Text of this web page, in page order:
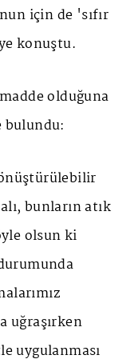
için de 'sıfır
konuştu.
olduğuna
bulundu:
bunların atık
olsun ki
uğraşırken
uygulanması